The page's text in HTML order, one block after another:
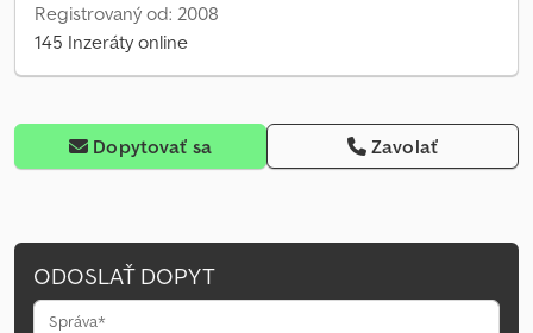
Registrovaný od: 2008
145 Inzeráty online
Dopytovať sa Zavolať
ODOSLAŤ DOPYT
Správa*